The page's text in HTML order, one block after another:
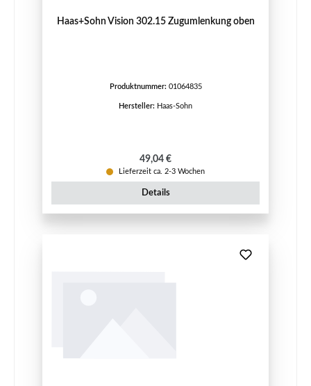
Haas+Sohn Vision 302.15 Zugumlenkung oben
Produktnummer: 01064835
Hersteller: Haas-Sohn
Regulärer Preis:
49,04 €
Lieferzeit ca. 2-3 Wochen
Details